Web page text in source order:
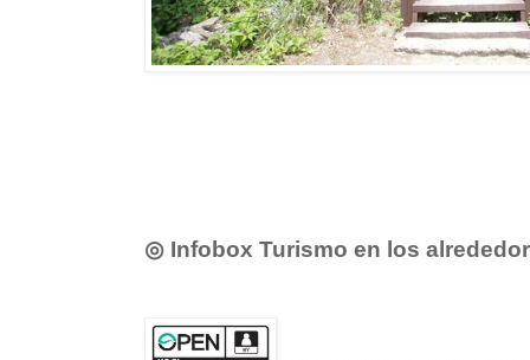
◎ Infobox Turismo en los